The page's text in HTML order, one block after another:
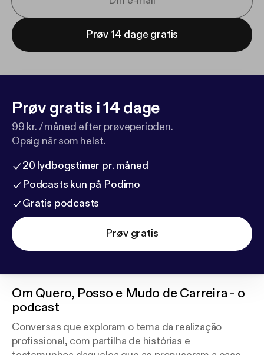
Prøv 14 dage gratis
Prøv gratis i 14 dage
99 kr. / måned efter prøveperioden.
Opsig når som helst.
20 lydbogstimer pr. måned
Podcasts kun på Podimo
Gratis podcasts
Prøv gratis
Om Quero, Posso e Mudo de Carreira - o
podcast
Conversas que exploram o tema da realização
profissional, com partilha de histórias e